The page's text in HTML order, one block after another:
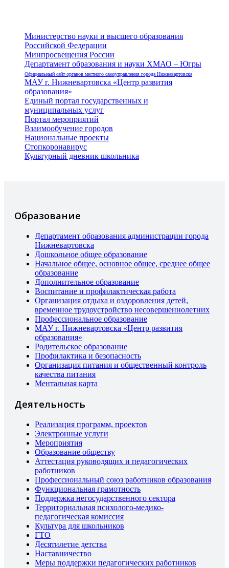
Министерство науки и высшего образования
Российской Федерации
Минпросвещения России
Департамент образования и науки ХМАО – Югры
Официальный сайт органов местного самоуправления города Нижневартовска
МАУ г. Нижневартовска «Центр развития
образования»
Единый портал государственных и
муниципальных услуг
Портал мероприятий
Взаимообучение городов
Национальные проекты
Стопкоронавирус
Культурный дневник школьника
Образование
Департамент образования администрации города
Нижневартовска
Дошкольное общее образование
Начальное общее, основное общее, среднее общее
образование
Дополнительное образование
Воспитание и профилактическая работа
Организация отдыха и оздоровления детей,
временное трудоустройство несовершеннолетних
Профессиональное образование
МАУ г. Нижневартовска «Центр развития
образования»
Родительское образование
Профилактика и безопасность
Организация питания и общественный контроль
качества питания
Ментальная карта
Деятельность
Реализация программ, проектов
Электронные услуги
Мероприятия
Образование обществу
Аттестация руководящих и педагогических
работников
Профессиональный союз работников образования
Функциональная грамотность
Поддержка негосударственного сектора
Территориальная психолого-медико-
педагогическая комиссия
Культура для школьников
ГТО
Десятилетие детства
Наставничество
Меры поддержки педагогических работников